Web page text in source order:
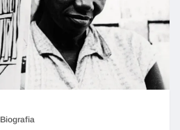
Biografia